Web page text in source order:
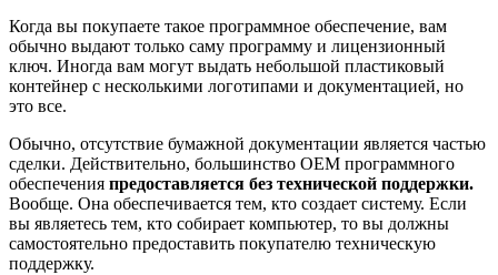
Когда вы покупаете такое программное обеспечение, вам
обычно выдают только саму программу и лицензионный
ключ. Иногда вам могут выдать небольшой пластиковый
контейнер с несколькими логотипами и документацией, но
это все.
Обычно, отсутствие бумажной документации является частью
сделки. Действительно, большинство OEM программного
обеспечения предоставляется без технической поддержки.
Вообще. Она обеспечивается тем, кто создает систему. Если
вы являетесь тем, кто собирает компьютер, то вы должны
самостоятельно предоставить покупателю техническую
поддержку.